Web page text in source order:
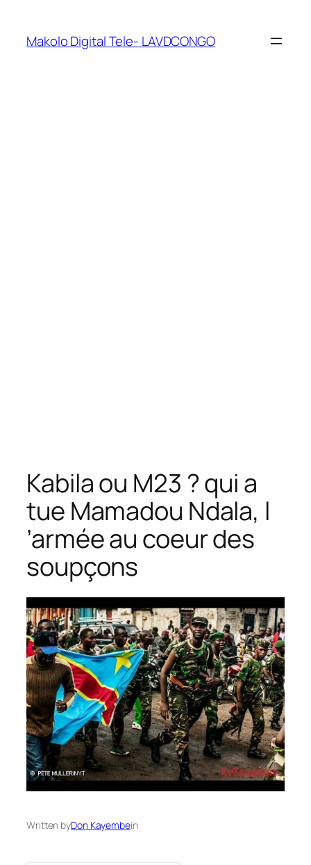
Makolo Digital Tele- LAVDCONGO
Kabila ou M23 ? qui a
tue Mamadou Ndala, l
’armée au coeur des
soupçons
Written byDon Kayembein